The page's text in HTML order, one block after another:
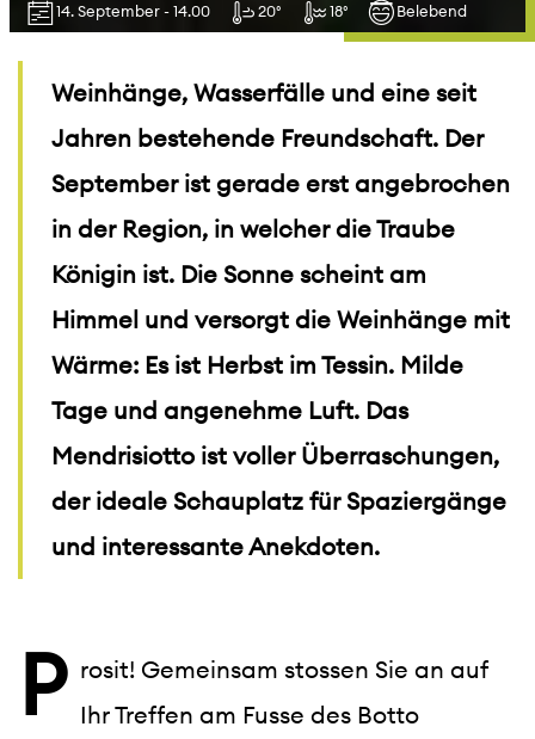
14. September - 14.00 20° 18° Belebend
Weinhänge, Wasserfälle und eine seit
Jahren bestehende Freundschaft. Der
September ist gerade erst angebrochen
in der Region, in welcher die Traube
Königin ist. Die Sonne scheint am
Himmel und versorgt die Weinhänge mit
Wärme: Es ist Herbst im Tessin. Milde
Tage und angenehme Luft. Das
Mendrisiotto ist voller Überraschungen,
der ideale Schauplatz für Spaziergänge
und interessante Anekdoten.
P rosit! Gemeinsam stossen Sie an auf
Ihr Treffen am Fusse des Botto